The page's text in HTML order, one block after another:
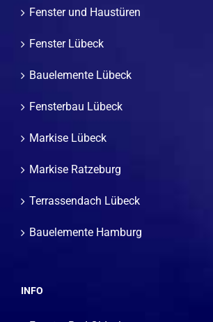
Fenster und Haustüren
Fenster Lübeck
Bauelemente Lübeck
Fensterbau Lübeck
Markise Lübeck
Markise Ratzeburg
Terrassendach Lübeck
Bauelemente Hamburg
INFO